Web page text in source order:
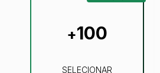
+100
SELECIONAR